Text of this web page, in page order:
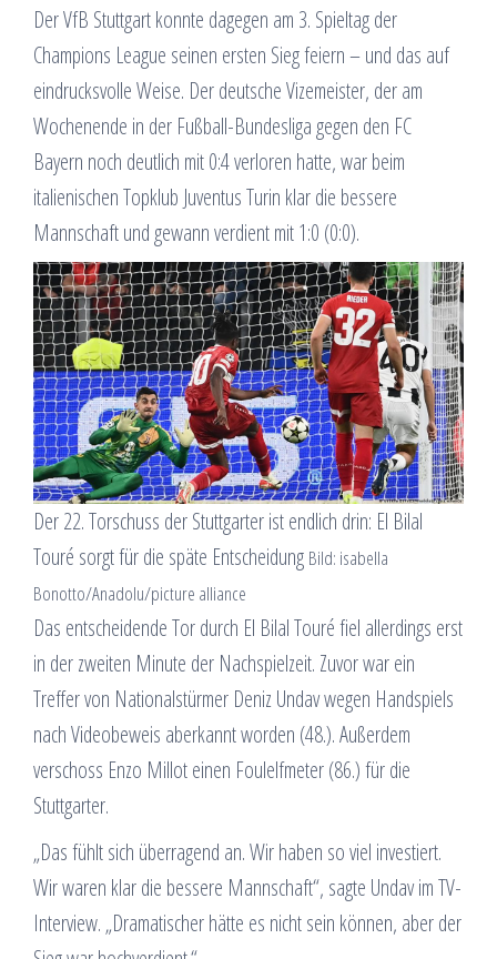
Der VfB Stuttgart konnte dagegen am 3. Spieltag der
Champions League seinen ersten Sieg feiern – und das auf
eindrucksvolle Weise. Der deutsche Vizemeister, der am
Wochenende in der Fußball-Bundesliga gegen den FC
Bayern noch deutlich mit 0:4 verloren hatte, war beim
italienischen Topklub Juventus Turin klar die bessere
Mannschaft und gewann verdient mit 1:0 (0:0).
Der 22. Torschuss der Stuttgarter ist endlich drin: El Bilal
Touré sorgt für die späte Entscheidung Bild: isabella
Bonotto/Anadolu/picture alliance
Das entscheidende Tor durch El Bilal Touré fiel allerdings erst
in der zweiten Minute der Nachspielzeit. Zuvor war ein
Treffer von Nationalstürmer Deniz Undav wegen Handspiels
nach Videobeweis aberkannt worden (48.). Außerdem
verschoss Enzo Millot einen Foulelfmeter (86.) für die
Stuttgarter.
„Das fühlt sich überragend an. Wir haben so viel investiert.
Wir waren klar die bessere Mannschaft“, sagte Undav im TV-
Interview. „Dramatischer hätte es nicht sein können, aber der